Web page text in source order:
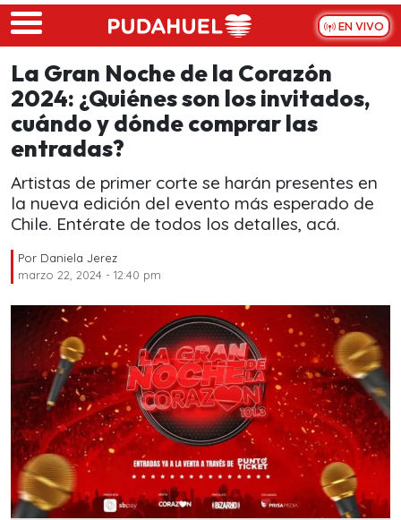
Skip to main content
EN VIVO
La Gran Noche de la Corazón
2024: ¿Quiénes son los invitados,
cuándo y dónde comprar las
entradas?
Artistas de primer corte se harán presentes en
la nueva edición del evento más esperado de
Chile. Entérate de todos los detalles, acá.
Por Daniela Jerez
marzo 22, 2024 - 12:40 pm